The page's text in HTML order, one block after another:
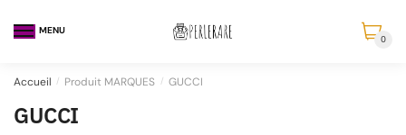
MENU
0
Accueil / Produit MARQUES / GUCCI
GUCCI